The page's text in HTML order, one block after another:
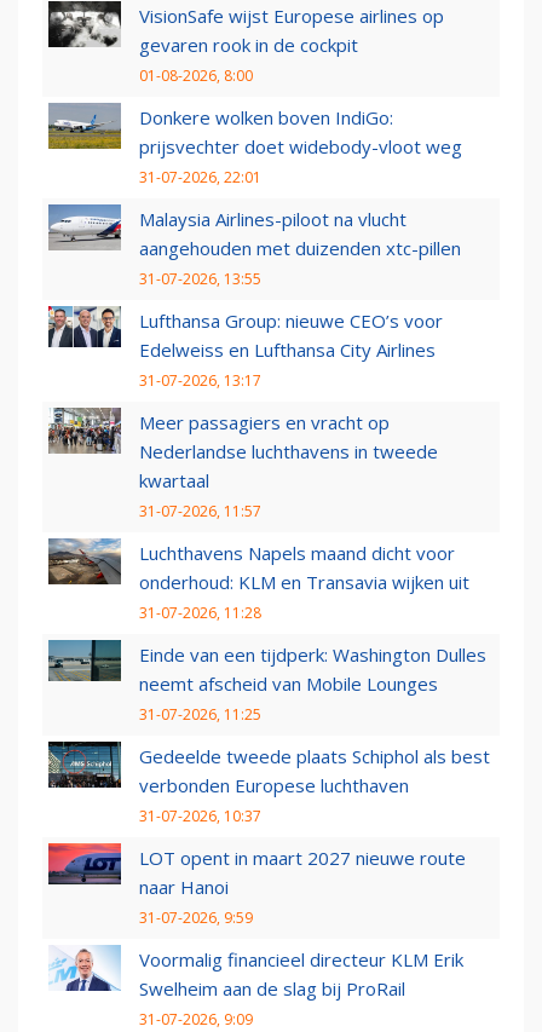
VisionSafe wijst Europese airlines op
gevaren rook in de cockpit
01-08-2026, 8:00
Donkere wolken boven IndiGo:
prijsvechter doet widebody-vloot weg
31-07-2026, 22:01
Malaysia Airlines-piloot na vlucht
aangehouden met duizenden xtc-pillen
31-07-2026, 13:55
Lufthansa Group: nieuwe CEO’s voor
Edelweiss en Lufthansa City Airlines
31-07-2026, 13:17
Meer passagiers en vracht op
Nederlandse luchthavens in tweede
kwartaal
31-07-2026, 11:57
Luchthavens Napels maand dicht voor
onderhoud: KLM en Transavia wijken uit
31-07-2026, 11:28
Einde van een tijdperk: Washington Dulles
neemt afscheid van Mobile Lounges
31-07-2026, 11:25
Gedeelde tweede plaats Schiphol als best
verbonden Europese luchthaven
31-07-2026, 10:37
LOT opent in maart 2027 nieuwe route
naar Hanoi
31-07-2026, 9:59
Voormalig financieel directeur KLM Erik
Swelheim aan de slag bij ProRail
31-07-2026, 9:09